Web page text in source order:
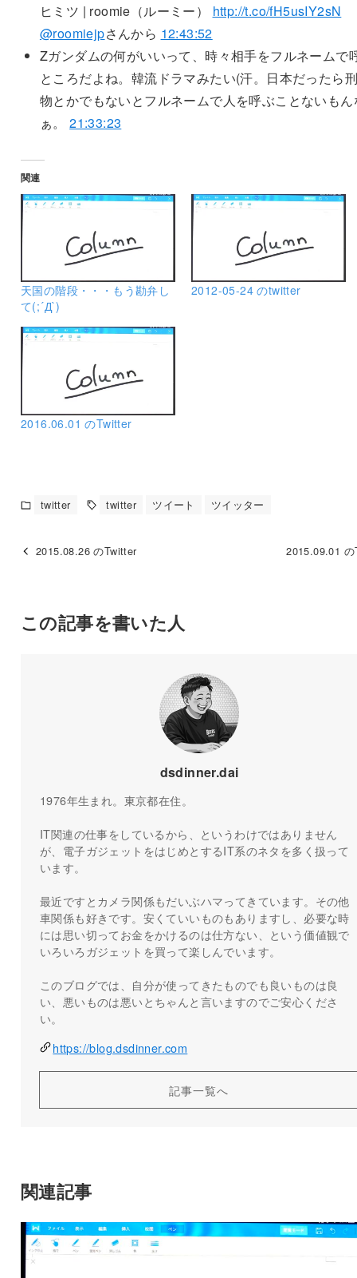
ヒミツ | roomie（ルーミー） http://t.co/fH5usIY2sN
@roomiejpさんから 12:43:52
Zガンダムの何がいいって、時々相手をフルネームで
ところだよね。韓流ドラマみたい(汗。日本だったら
物とかでもないとフルネームで人を呼ぶことないもん
ぁ。21:33:23
関連
天国の階段・・・もう勘弁し
て(;´Д`)
2012-05-24 のtwitter
2016.06.01 のTwitter
twitter twitter ツイート ツイッター
2015.08.26 のTwitter 2015.09.01
この記事を書いた人
dsdinner.dai
1976年生まれ。東京都在住。
IT関連の仕事をしているから、というわけではありません
が、電子ガジェットをはじめとするIT系のネタを多く扱って
います。
最近ですとカメラ関係もだいぶハマってきています。その他
車関係も好きです。安くていいものもありますし、必要な時
には思い切ってお金をかけるのは仕方ない、という価値観で
いろいろガジェットを買って楽しんでいます。
このブログでは、自分が使ってきたものでも良いものは良
い、悪いものは悪いとちゃんと言いますのでご安心くださ
い。
https://blog.dsdinner.com
記事一覧へ
関連記事